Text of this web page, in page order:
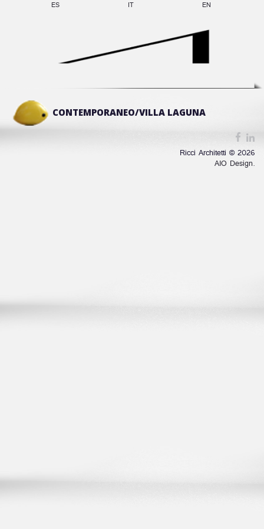
ES IT EN
CONTEMPORANEO/VILLA LAGUNA
Ricci Architetti © 2026
AIO Design.